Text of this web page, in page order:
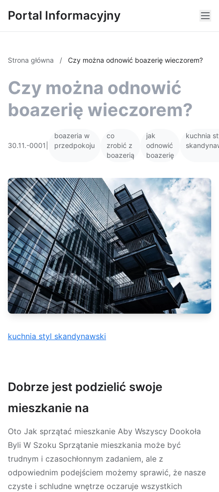
Portal Informacyjny
Strona główna / Czy można odnowić boazerię wieczorem?
Czy można odnowić
boazerię wieczorem?
30.11.-0001
boazeria w
przedpokoju
co
zrobić z
boazerią
jak
odnowić
boazerię
kuchnia
kuchnia styl skandynawski
Dobrze jest podzielić swoje
mieszkanie na
Oto Jak sprzątać mieszkanie Aby Wszyscy Dookoła
Byli W Szoku Sprzątanie mieszkania może być
trudnym i czasochłonnym zadaniem, ale z
odpowiednim podejściem możemy sprawić, że nasze
czyste i schludne wnętrze oczaruje wszystkich